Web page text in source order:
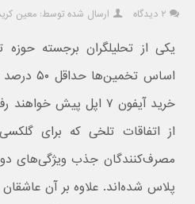
۲ دیدگاه ارسال شده توسط: معین
یکی از تحلیلگران برجسته حوزه
اساس
خرید آیفون ۷ اپل
پلاس شده‌اند. علاوه بر آن عاشقان